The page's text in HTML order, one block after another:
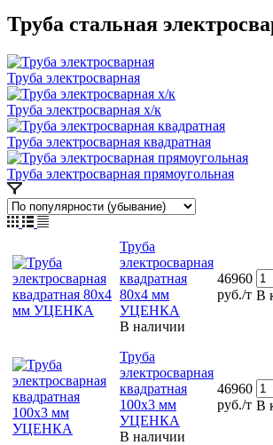
Труба стальная
Труба электросварная
Труба электросварная х/к
Труба электросварная квадратная
Труба электросварная прямоугольная
Труба
электросварная
квадратная
80х4 мм
УЦЕНКА
В наличии
46960
руб./т В
Труба
электросварная
квадратная
100х3 мм
УЦЕНКА
В наличии
46960
руб./т В